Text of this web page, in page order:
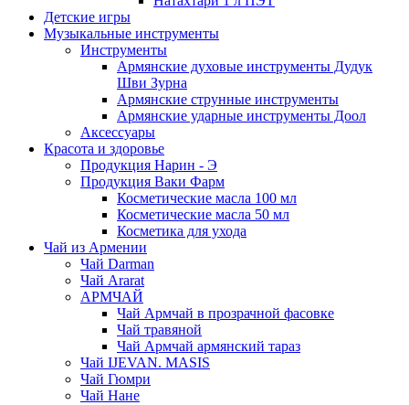
Детские игры
Музыкальные инструменты
Инструменты
Армянские духовые инструменты Дудук
Шви Зурна
Армянские струнные инструменты
Армянские ударные инструменты Доол
Аксессуары
Красота и здоровье
Продукция Нарин - Э
Продукция Ваки Фарм
Косметические масла 100 мл
Косметические масла 50 мл
Косметика для ухода
Чай из Армении
Чай Darman
Чай Ararat
АРМЧАЙ
Чай Армчай в прозрачной фасовке
Чай травяной
Чай Армчай армянский тараз
Чай IJEVAN. MASIS
Чай Гюмри
Чай Нане